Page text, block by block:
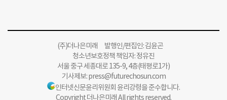
(주)더나은미래 발행인/편집인: 김윤곤
청소년보호정책 책임자: 정유진
서울 중구 세종대로 135-9, 4층(태평로1가)
기사제보:press@futurechosun.com
인터넷신문윤리위원회 윤리강령을 준수합니다.
Copyright 더나은미래 All rights reserved.